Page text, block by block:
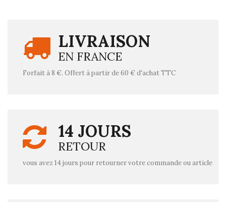
LIVRAISON
EN FRANCE
Forfait à 8 €. Offert à partir de 60 € d'achat TTC
14 JOURS
RETOUR
vous avez 14 jours pour retourner votre commande ou article